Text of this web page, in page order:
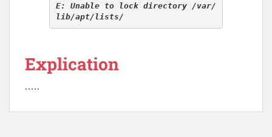
E: Unable to lock directory /var/
lib/apt/lists/
Explication
.....